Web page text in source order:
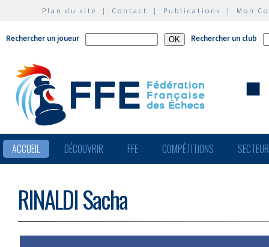
Plan du site | Contact | Publications | Mon
Rechercher un joueur Rechercher un club
ACCUEIL DÉCOUVRIR FFE COMPÉTITIONS
RINALDI Sacha